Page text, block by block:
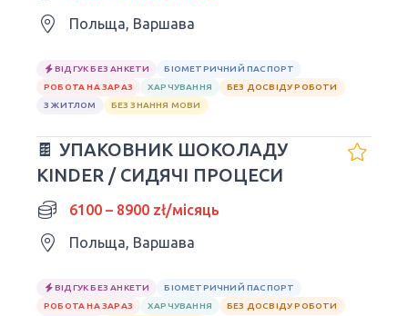
Польща, Варшава
ВІДГУК БЕЗ АНКЕТИ
БІОМЕТРИЧНИЙ ПАСПОРТ
РОБОТА НА ЗАРАЗ
ХАРЧУВАННЯ
БЕЗ ДОСВІДУ РОБОТИ
З ЖИТЛОМ
БЕЗ ЗНАННЯ МОВИ
🍫 УПАКОВНИК ШОКОЛАДУ
KINDER / СИДЯЧІ ПРОЦЕСИ
6100 – 8900 zł/місяць
Польща, Варшава
ВІДГУК БЕЗ АНКЕТИ
БІОМЕТРИЧНИЙ ПАСПОРТ
РОБОТА НА ЗАРАЗ
ХАРЧУВАННЯ
БЕЗ ДОСВІДУ РОБОТИ